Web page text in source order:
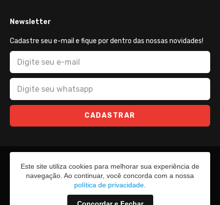
Newsletter
Cadastre seu e-mail e fique por dentro das nossas novidades!
CADASTRAR
Este site utiliza cookies para melhorar sua experiência de
navegação. Ao continuar, você concorda com a nossa
política de privacidade